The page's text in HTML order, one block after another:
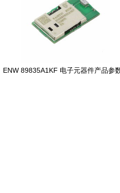
ENW 89835A1KF 电子元器件产品参